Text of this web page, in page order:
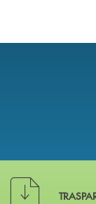
Hai bisogno di